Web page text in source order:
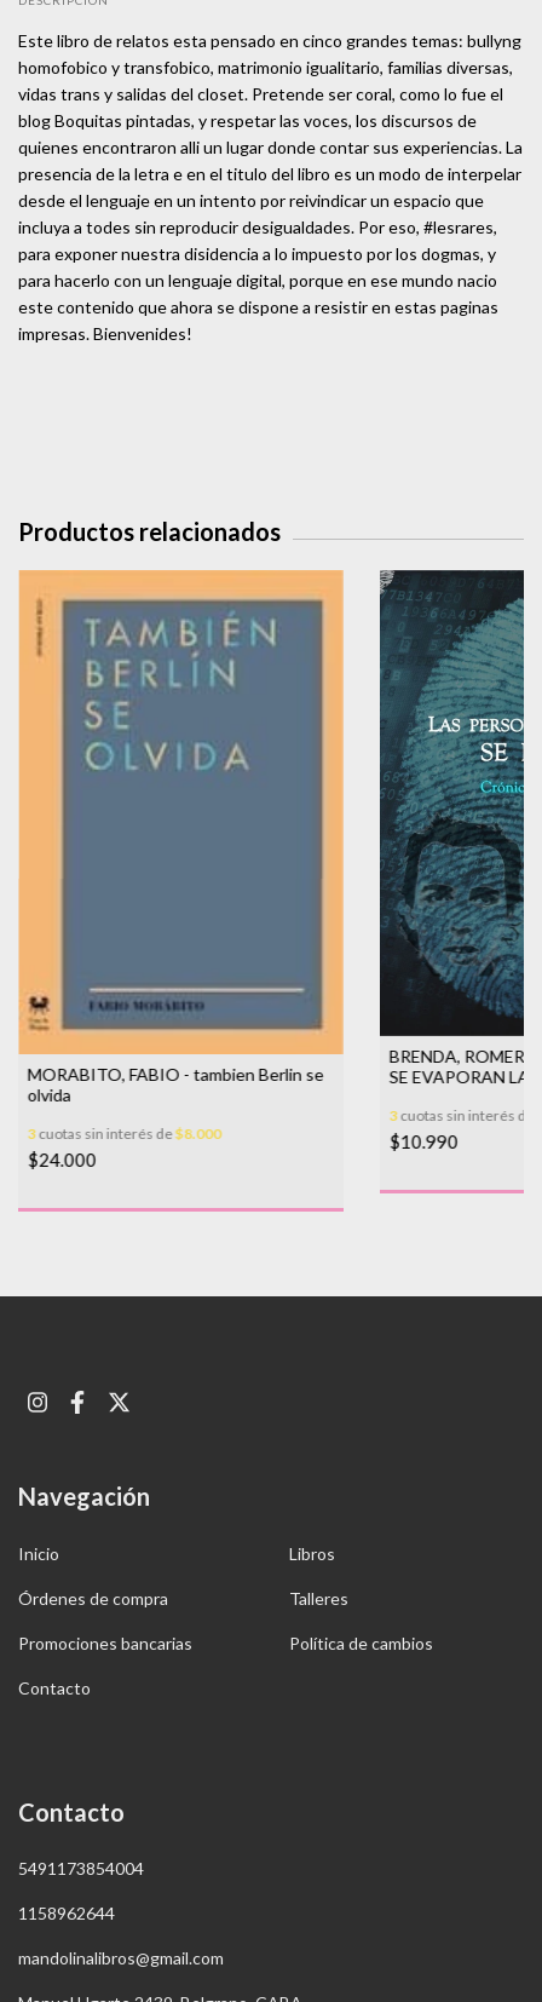
Este libro de relatos esta pensado en cinco grandes temas: bullyng
homofobico y transfobico, matrimonio igualitario, familias diversas,
vidas trans y salidas del closet. Pretende ser coral, como lo fue el
blog Boquitas pintadas, y respetar las voces, los discursos de
quienes encontraron alli un lugar donde contar sus experiencias. La
presencia de la letra e en el titulo del libro es un modo de interpelar
desde el lenguaje en un intento por reivindicar un espacio que
incluya a todes sin reproducir desigualdades. Por eso, #lesrares,
para exponer nuestra disidencia a lo impuesto por los dogmas, y
para hacerlo con un lenguaje digital, porque en ese mundo nacio
este contenido que ahora se dispone a resistir en estas paginas
impresas. Bienvenides!
Productos relacionados
MORABITO, FABIO - tambien Berlin se
olvida
3cuotas sin interés de$8.000
$24.000
BRENDA,
SE EVAPORAN
3cuotas sin interés de
$10.990
Navegación
Inicio Libros
Órdenes de compra Talleres
Promociones bancarias Política de cambios
Contacto
Contacto
5491173854004
1158962644
mandolinalibros@gmail.com